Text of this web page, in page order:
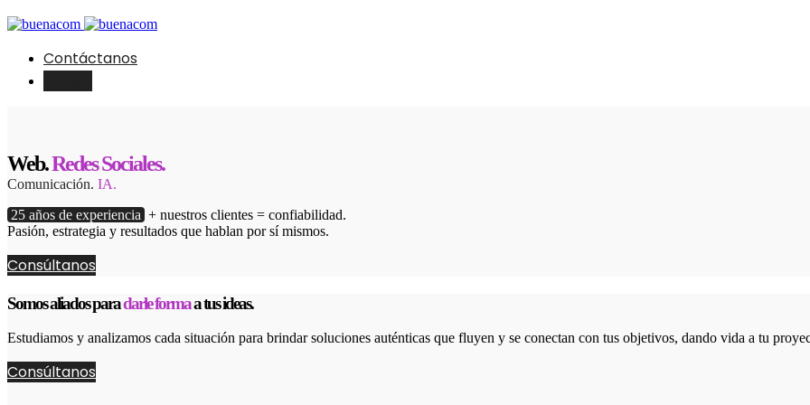
Contáctanos
Web.Redes Sociales.
Comunicación. IA.
25 años de experiencia + nuestros clientes = confiabilidad.
Pasión, estrategia y resultados que hablan por sí mismos.
Consúltanos
Somos aliados paradarle formaa tus ideas.
Estudiamos y analizamos cada situación para brindar soluciones auténticas que fluyen y se conectan con tus objetivos, dando vida a tu
Consúltanos